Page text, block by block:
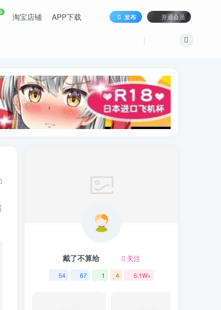
淘宝店铺 APP下载 发布 开通会员
戴了不算给 关注
54 67 1 4 5.1W+